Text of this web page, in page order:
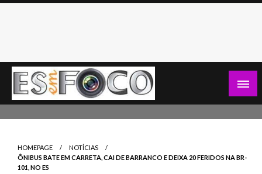
Skip
HOMEPAGE
NOTÍCIAS
ÔNIBUS BATE EM CARRETA, CAI DE BARRANCO E DEIXA 20 FERIDOS NA BR-
101, NO ES